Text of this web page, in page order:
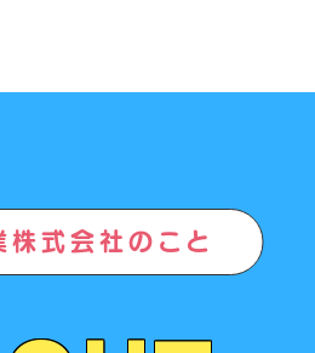
株式会社のこと